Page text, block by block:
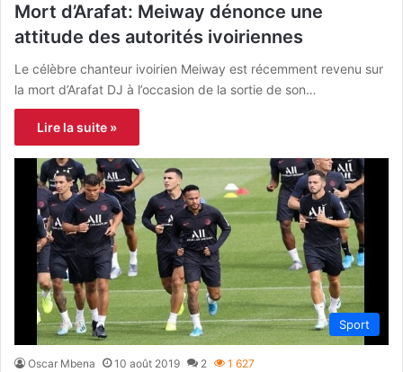
Mort d’Arafat: Meiway dénonce une
attitude des autorités ivoiriennes
Le célèbre chanteur ivoirien Meiway est récemment revenu sur
la mort d’Arafat DJ à l’occasion de la sortie de son…
Lire la suite »
Sport
Oscar Mbena 10 août 2019 2 1 627